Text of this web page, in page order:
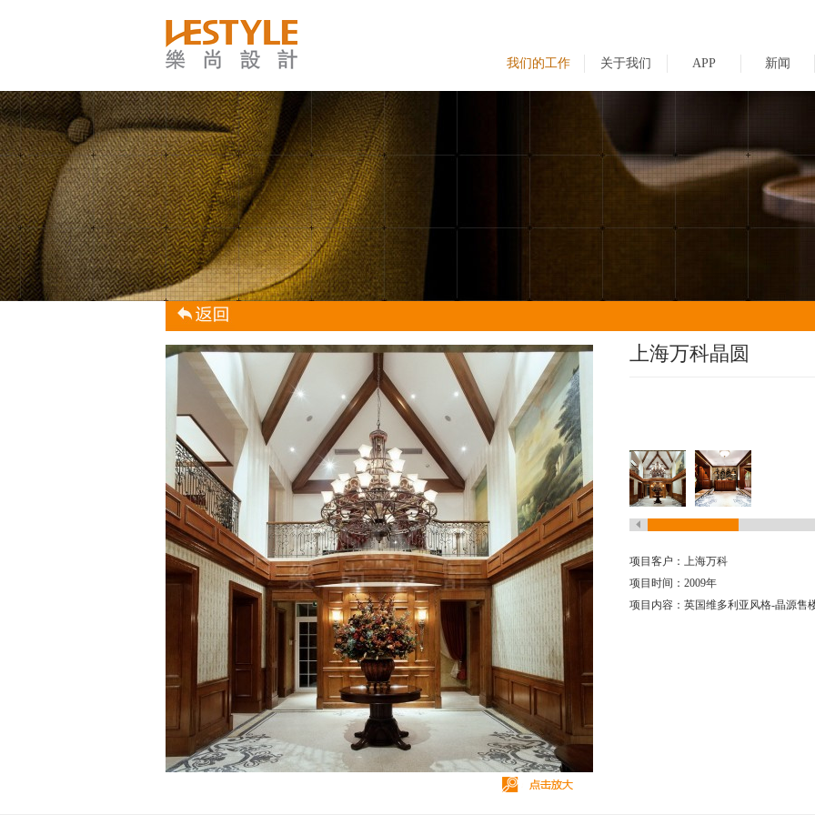
我们的工作 关于我们 APP 新闻
上海万科晶圆
项目客户：上海万科
项目时间：2009年
项目内容：英国维多利亚风格-晶源售